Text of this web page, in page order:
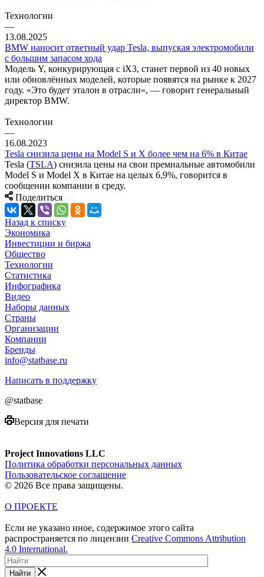
Технологии
—
13.08.2025
BMW наносит ответный удар Tesla, выпуская электромобили
с большим запасом хода
Модель Y, конкурирующая с iX3, станет первой из 40 новых
или обновлённых моделей, которые появятся на рынке к 2027
году. «Это будет эталон в отрасли», — говорит генеральный
директор BMW.
Технологии
—
16.08.2023
Tesla снизила цены на Model S и X более чем на 6% в Китае
Tesla (TSLA) снизила цены на свои премиальные автомобили
Model S и Model X в Китае на целых 6,9%, говорится в
сообщении компании в среду.
Поделиться
Назад к списку
Экономика
Инвестиции и биржа
Общество
Технологии
Cтатистика
Инфографика
Видео
Наборы данных
Страны
Организации
Компании
Бренды
info@statbase.ru
Написать в поддержку
@statbase
Версия для печати
Project Innovations LLC
Политика обработки персональных данных
Пользовательское соглашение
© 2026 Все права защищены.
О ПРОЕКТЕ
Если не указано иное, содержимое этого сайта
распространяется по лицензии Creative Commons Attribution
4.0 International.
Найти